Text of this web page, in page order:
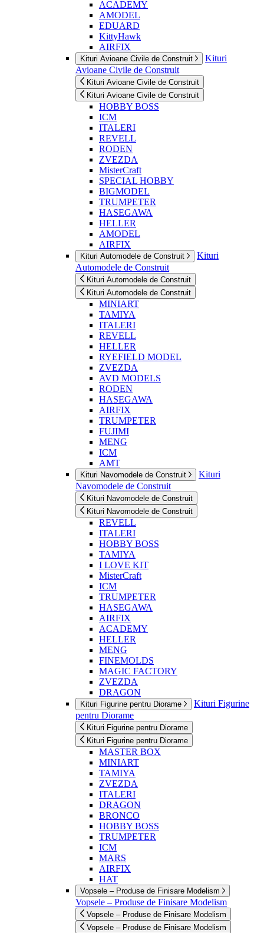
ACADEMY
AMODEL
EDUARD
KittyHawk
AIRFIX
Kituri Avioane Civile de Construit
Kituri
Avioane Civile de Construit
Kituri Avioane Civile de Construit
Kituri Avioane Civile de Construit
HOBBY BOSS
ICM
ITALERI
REVELL
RODEN
ZVEZDA
MisterCraft
SPECIAL HOBBY
BIGMODEL
TRUMPETER
HASEGAWA
HELLER
AMODEL
AIRFIX
Kituri Automodele de Construit
Kituri
Automodele de Construit
Kituri Automodele de Construit
Kituri Automodele de Construit
MINIART
TAMIYA
ITALERI
REVELL
HELLER
RYEFIELD MODEL
ZVEZDA
AVD MODELS
RODEN
HASEGAWA
AIRFIX
TRUMPETER
FUJIMI
MENG
ICM
AMT
Kituri Navomodele de Construit
Kituri
Navomodele de Construit
Kituri Navomodele de Construit
Kituri Navomodele de Construit
REVELL
ITALERI
HOBBY BOSS
TAMIYA
I LOVE KIT
MisterCraft
ICM
TRUMPETER
HASEGAWA
AIRFIX
ACADEMY
HELLER
MENG
FINEMOLDS
MAGIC FACTORY
ZVEZDA
DRAGON
Kituri Figurine pentru Diorame
Kituri Figurine
pentru Diorame
Kituri Figurine pentru Diorame
Kituri Figurine pentru Diorame
MASTER BOX
MINIART
TAMIYA
ZVEZDA
ITALERI
DRAGON
BRONCO
HOBBY BOSS
TRUMPETER
ICM
MARS
AIRFIX
HAT
Vopsele – Produse de Finisare Modelism
Vopsele – Produse de Finisare Modelism
Vopsele – Produse de Finisare Modelism
Vopsele – Produse de Finisare Modelism